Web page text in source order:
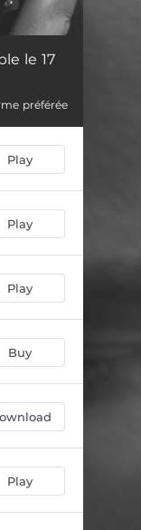
le 17
préférée
Play
Play
Play
Buy
Play